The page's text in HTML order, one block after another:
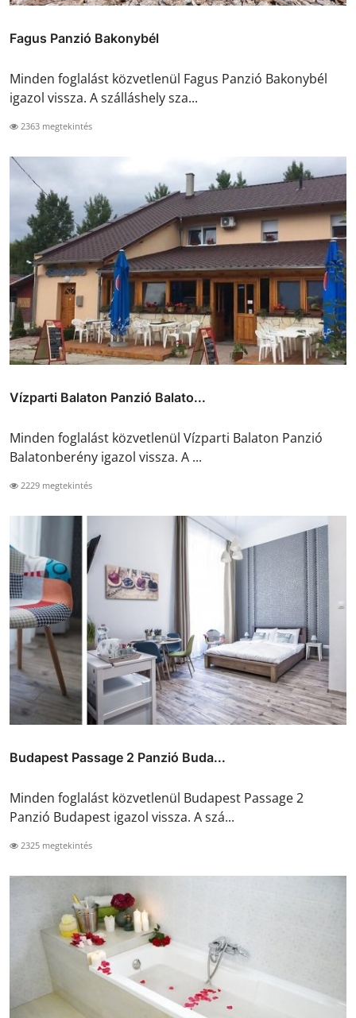
Fagus Panzió Bakonybél
Minden foglalást közvetlenül Fagus Panzió Bakonybél
igazol vissza. A szálláshely sza...
2363 megtekintés
Vízparti Balaton Panzió Balato...
Minden foglalást közvetlenül Vízparti Balaton Panzió
Balatonberény igazol vissza. A ...
2229 megtekintés
Budapest Passage 2 Panzió Buda...
Minden foglalást közvetlenül Budapest Passage 2
Panzió Budapest igazol vissza. A szá...
2325 megtekintés